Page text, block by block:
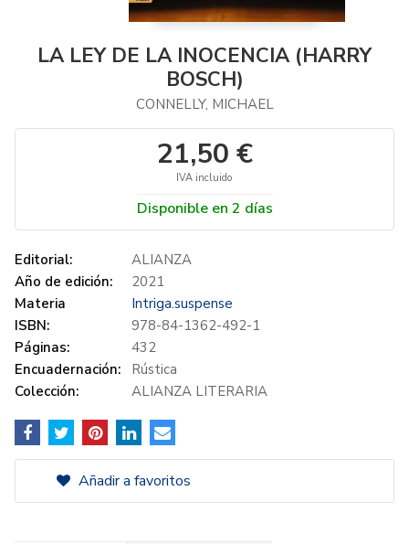
LA LEY DE LA INOCENCIA (HARRY
BOSCH)
CONNELLY, MICHAEL
21,50 €
IVA incluido
Disponible en 2 días
Editorial:
ALIANZA
Año de edición:
2021
Materia
Intriga.suspense
ISBN:
978-84-1362-492-1
Páginas:
432
Encuadernación:
Rústica
Colección:
ALIANZA LITERARIA
Añadir a favoritos